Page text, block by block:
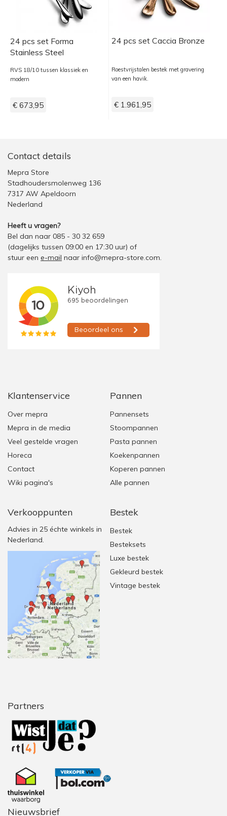
24 pcs set Forma
Stainless Steel
RVS 18/10 tussen klassiek en
modern
€ 673,95
24 pcs set Caccia Bronze
Roestvrijstalen bestek met gravering
van een havik.
€ 1.961,95
Contact details
Mepra Store
Stadhoudersmolenweg 136
7317 AW Apeldoorn
Nederland
Heeft u vragen?
Bel dan naar 085 - 30 32 659
(dagelijks tussen 09:00 en 17:30 uur) of
stuur een e-mail naar info@mepra-store.com.
Klantenservice
Over mepra
Mepra in de media
Veel gestelde vragen
Horeca
Contact
Wiki pagina's
Verkooppunten
Advies in 25 échte winkels in
Nederland.
Pannen
Pannensets
Stoompannen
Pasta pannen
Koekenpannen
Koperen pannen
Alle pannen
Bestek
Bestek
Besteksets
Luxe bestek
Gekleurd bestek
Vintage bestek
Partners
Nieuwsbrief